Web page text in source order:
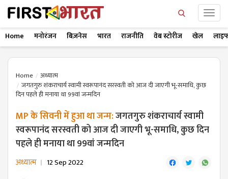
Home मनोरंजन बिज़नेस भारत राजनीति वेब स्टोरीज खेल
Home
अध्यात्म
जगतगुरु शंकराचार्य स्वामी स्वरूपानंद सरस्वती को आज दी जाएगी भू-समाधि, कुछ
दिन पहले ही मनाया था 99वां जन्मदिन
MP के सिवनी में हुआ था जन्म:जगतगुरु शंकराचार्य स्वामी
स्वरूपानंद सरस्वती को आज दी जाएगी भू-समाधि, कुछ दिन
पहले ही मनाया था 99वां जन्मदिन
अध्यात्म 12 Sep 2022